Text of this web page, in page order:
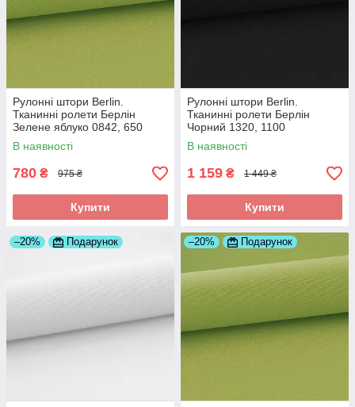
Рулонні штори Berlin.
Тканинні ролети Берлін
Зелене яблуко 0842, 650
В наявності
780 ₴ 975 ₴
Купити
Рулонні штори Berlin.
Тканинні ролети Берлін
Чорний 1320, 1100
В наявності
1 159 ₴ 1 449 ₴
Купити
–20% Подарунок –20% Подарунок